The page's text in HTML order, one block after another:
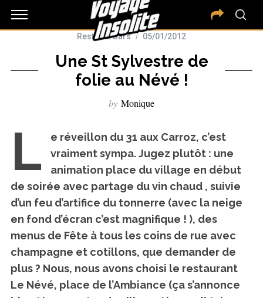
Restos & Bars 05/01/2012
Une St Sylvestre de
folie au Névé !
by Monique
L
e réveillon du 31 aux Carroz, c’est
vraiment sympa. Jugez plutôt : une
animation place du village en début
de soirée avec partage du vin chaud , suivie
d’un feu d’artifice du tonnerre (avec la neige
en fond d’écran c’est magnifique ! ), des
menus de Fête à tous les coins de rue avec
champagne et cotillons, que demander de
plus ? Nous, nous avons choisi le restaurant
Le Névé, place de l’Ambiance (ça s’annonce